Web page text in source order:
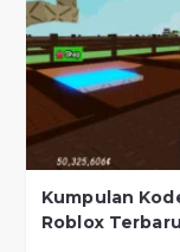
Kumpulan
Roblox